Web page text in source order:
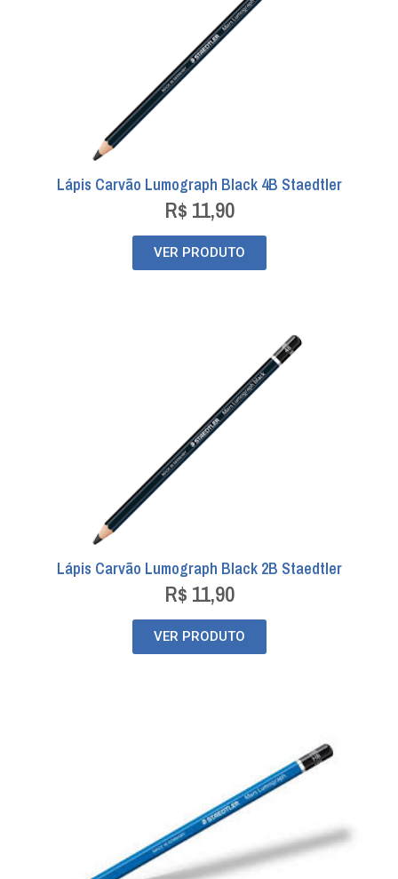
Lápis Carvão Lumograph Black 4B Staedtler
R$ 11,90
VER PRODUTO
Lápis Carvão Lumograph Black 2B Staedtler
R$ 11,90
VER PRODUTO